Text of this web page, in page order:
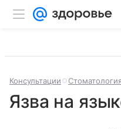
Консультации
Язва на